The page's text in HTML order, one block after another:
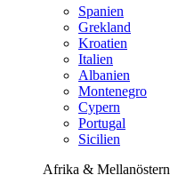
Spanien
Grekland
Kroatien
Italien
Albanien
Montenegro
Cypern
Portugal
Sicilien
Afrika & Mellanöstern